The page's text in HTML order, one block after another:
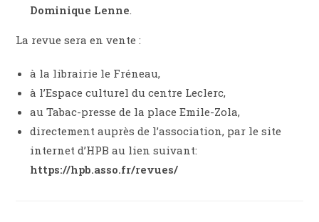
Dominique Lenne
La revue sera en vente :
à la librairie le Fréneau,
à l’Espace culturel du centre Leclerc,
au Tabac-presse de la place Emile-Zola,
directement auprès de l’association, par le site
internet d’HPB au lien suivant:
https://hpb.asso.fr/revues/